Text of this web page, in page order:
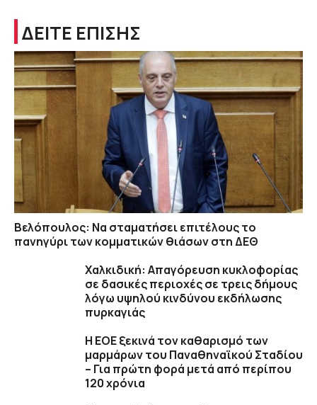
ΔΕΙΤΕ ΕΠΙΣΗΣ
Βελόπουλος: Να σταματήσει επιτέλους το
πανηγύρι των κομματικών θιάσων στη ΔΕΘ
Χαλκιδική: Απαγόρευση κυκλοφορίας
σε δασικές περιοχές σε τρεις δήμους
λόγω υψηλού κινδύνου εκδήλωσης
πυρκαγιάς
Η ΕΟΕ ξεκινά τον καθαρισμό των
μαρμάρων του Παναθηναϊκού Σταδίου
– Για πρώτη φορά μετά από περίπου
120 χρόνια